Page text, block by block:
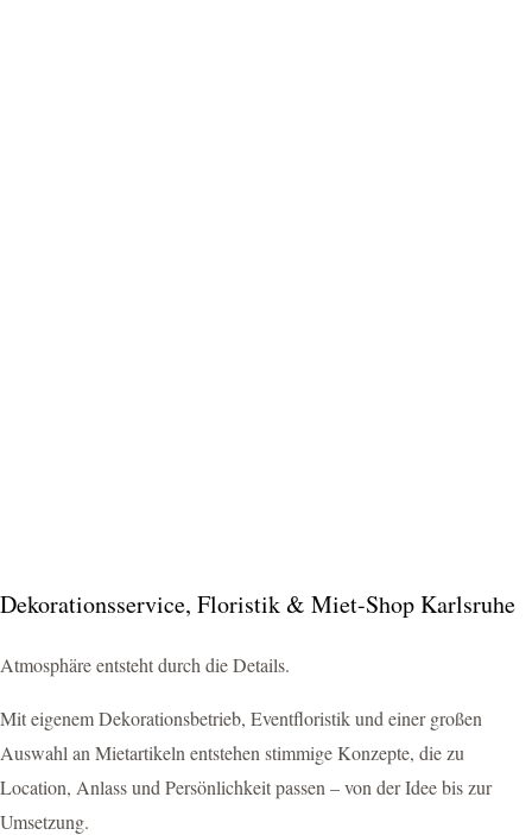
Dekorationsservice, Floristik & Miet-Shop Karlsruhe
Atmosphäre entsteht durch die Details.
Mit eigenem Dekorationsbetrieb, Eventfloristik und einer großen
Auswahl an Mietartikeln entstehen stimmige Konzepte, die zu
Location, Anlass und Persönlichkeit passen – von der Idee bis zur
Umsetzung.